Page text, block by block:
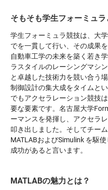
そもそも学生フォーミュラ
学生フォーミュラ競技は、大
でを一貫して行い、その成果
自動車工学の未来を築く若き
ラスタイルのレーシングマシ
と卓越した技術力を競い合う
制御設計の集大成をタイムと
でもアクセラレーション競技
要な要素です。名古屋大学
ーマンスを発揮し、アクセラ
叩き出しました。そしてチー
MATLABおよびSimulink を駆
成功があると言います。
MATLABの魅力とは？